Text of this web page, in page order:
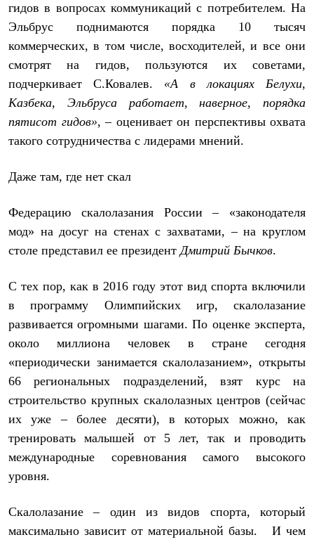
гидов в вопросах коммуникаций с потребителем. На
Эльбрус поднимаются порядка 10 тысяч
коммерческих, в том числе, восходителей, и все они
смотрят на гидов, пользуются их советами,
подчеркивает С.Ковалев. «А в локациях Белухи,
Казбека, Эльбруса работает, наверное, порядка
пятисот гидов», – оценивает он перспективы охвата
такого сотрудничества с лидерами мнений.
Даже там, где нет скал
Федерацию скалолазания России – «законодателя
мод» на досуг на стенах с захватами, – на круглом
столе представил ее президент Дмитрий Бычков.
С тех пор, как в 2016 году этот вид спорта включили
в программу Олимпийских игр, скалолазание
развивается огромными шагами. По оценке эксперта,
около миллиона человек в стране сегодня
«периодически занимается скалолазанием», открыты
66 региональных подразделений, взят курс на
строительство крупных скалолазных центров (сейчас
их уже – более десяти), в которых можно, как
тренировать малышей от 5 лет, так и проводить
международные соревнования самого высокого
уровня.
Скалолазание – один из видов спорта, который
максимально зависит от материальной базы. И чем